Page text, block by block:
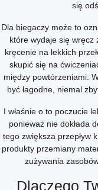
się
Dla biegaczy może to
które wydaje się wręcz
kręcenie na lekkich
skupić się na
między powtórzeniami.
być łagodne, niemal
I właśnie o to poczucie
ponieważ nie dokłada
tego zwiększa przepływ
produkty przemiany
zużywania
Dlaczego